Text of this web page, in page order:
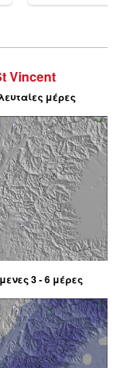
Vincent
μέρες
3 - 6 μέρες